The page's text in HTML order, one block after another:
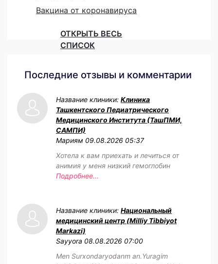
Вакцина от коронавируса
ОТКРЫТЬ ВЕСЬ
СПИСОК
Последние отзывы и комментарии
Название клиники: Клиника
Ташкентского Педиатрического
Медицинского Института (ТашПМИ,
САМПИ)
Мариям 09.08.2026 05:37
Хотела к вам приехать и лечиться от
анимия у меня низкий гемоглобин
Подробнее...
Название клиники: Национальный
медицинский центр (Milliy Tibbiyot
Markazi)
Sayyora 08.08.2026 07:00
Men Surxondaryodanm an.Yuragim